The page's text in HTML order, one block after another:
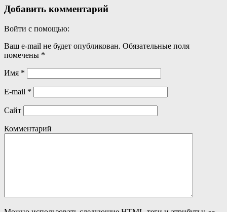
Добавить комментарий
Войти с помощью:
Ваш e-mail не будет опубликован. Обязательные поля
помечены *
Имя *
E-mail *
Сайт
Комментарий